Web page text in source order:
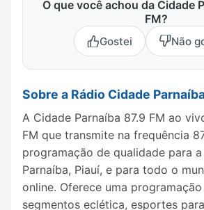
O que você achou da Cidade
FM?
Gostei Não
Sobre a Rádio Cidade
A Cidade Parnaíba 87.9 FM ao
FM que transmite na frequência
programação de qualidade para
Parnaíba, Piauí, e para todo o
online. Oferece uma
segmentos eclética, esportes